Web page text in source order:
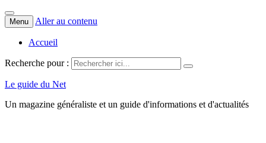
Menu Aller au contenu
Accueil
Recherche pour :
Le guide du Net
Un magazine généraliste et un guide d'informations et d'actualités